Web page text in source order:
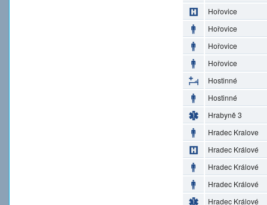
Hořovice
Hořovice
Hořovice
Hořovice
Hostinné
Hostinné
Hrabyně 3
Hradec Kralove
Hradec Králové
Hradec Králové
Hradec Králové
Hradec Králové